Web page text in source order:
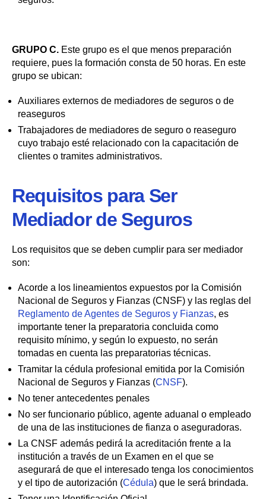
GRUPO C. Este grupo es el que menos preparación
requiere, pues la formación consta de 50 horas. En este
grupo se ubican:
Auxiliares externos de mediadores de seguros o de
reaseguros
Trabajadores de mediadores de seguro o reaseguro
cuyo trabajo esté relacionado con la capacitación de
clientes o tramites administrativos.
Requisitos para Ser
Mediador de Seguros
Los requisitos que se deben cumplir para ser mediador
son:
Acorde a los lineamientos expuestos por la Comisión
Nacional de Seguros y Fianzas (CNSF) y las reglas del
Reglamento de Agentes de Seguros y Fianzas, es
importante tener la preparatoria concluida como
requisito mínimo, y según lo expuesto, no serán
tomadas en cuenta las preparatorias técnicas.
Tramitar la cédula profesional emitida por la Comisión
Nacional de Seguros y Fianzas (CNSF).
No tener antecedentes penales
No ser funcionario público, agente aduanal o empleado
de una de las instituciones de fianza o aseguradoras.
La CNSF además pedirá la acreditación frente a la
institución a través de un Examen en el que se
asegurará de que el interesado tenga los conocimientos
y el tipo de autorización (Cédula) que le será brindada.